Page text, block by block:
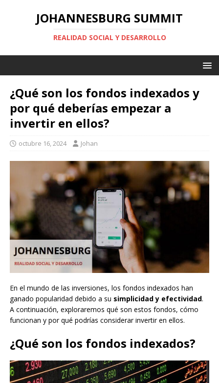
JOHANNESBURG SUMMIT
REALIDAD SOCIAL Y DESARROLLO
¿Qué son los fondos indexados y
por qué deberías empezar a
invertir en ellos?
octubre 16, 2024 Johan
En el mundo de las inversiones, los fondos indexados han
ganado popularidad debido a su simplicidad y efectividad.
A continuación, exploraremos qué son estos fondos, cómo
funcionan y por qué podrías considerar invertir en ellos.
¿Qué son los fondos indexados?